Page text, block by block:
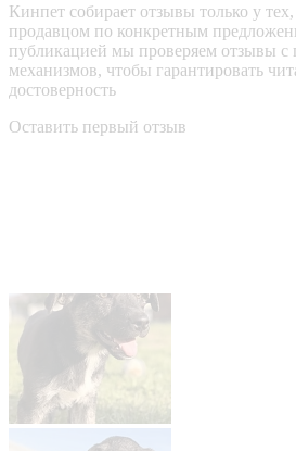
Кинпет собирает отзывы только у
продавцом по конкретным
публикацией мы проверяем отзывы
механизмов, чтобы гарантировать
достоверность
Оставить первый отзыв